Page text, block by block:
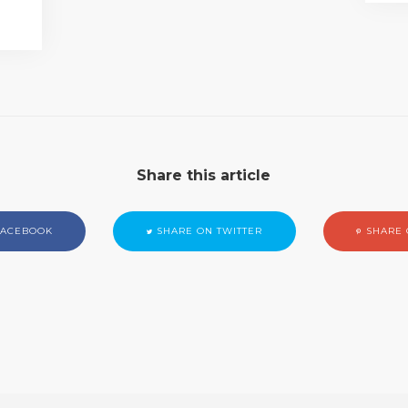
Share this article
SHARE ON TWITTER SHARE